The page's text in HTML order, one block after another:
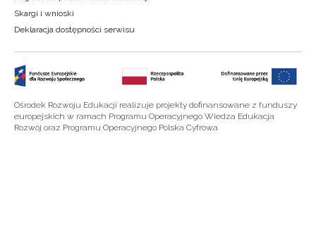
Skargi i wnioski
Deklaracja dostępności serwisu
Ośrodek Rozwoju Edukacji realizuje projekty dofinansowane z funduszy
europejskich w ramach Programu Operacyjnego Wiedza Edukacja
Rozwój oraz Programu Operacyjnego Polska Cyfrowa